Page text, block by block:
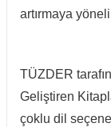
artırmaya
TÜZDER
Geliştiren
çoklu dil